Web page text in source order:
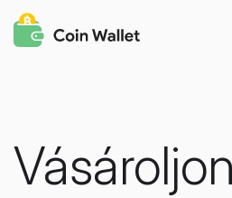
Vásároljon